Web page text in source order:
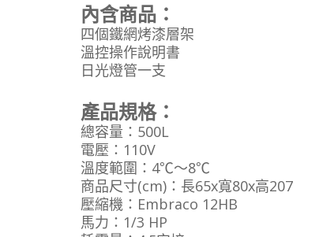
內含商品：
四個鐵網烤漆層架
溫控操作說明書
日光燈管一支
產品規格：
總容量：500L
電壓：110V
溫度範圍：4℃～8℃
商品尺寸(cm)：長65x寬80x高207
壓縮機：Embraco 12HB
馬力：1/3 HP